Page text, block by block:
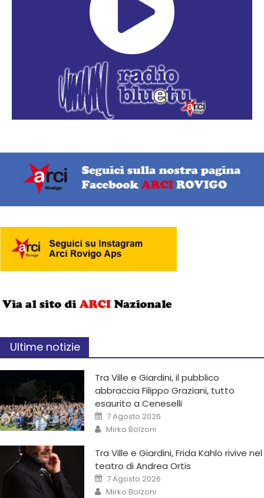
Ultime notizie
Tra Ville e Giardini, il pubblico
abbraccia Filippo Graziani, tutto
esaurito a Ceneselli
7 Agosto 2026
Mirko Bolzoni
Tra Ville e Giardini, Frida Kahlo rivive nel
teatro di Andrea Ortis
7 Agosto 2026
Mirko Bolzoni